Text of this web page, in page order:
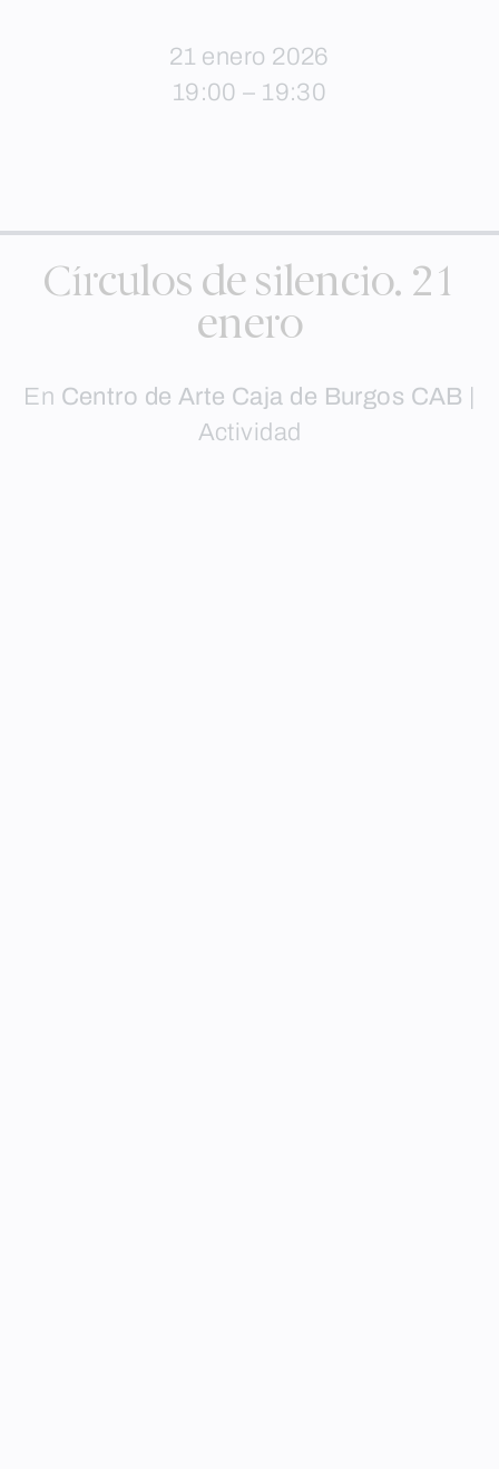
21 enero 2026
19:00 – 19:30
Círculos de silencio. 21
enero
En Centro de Arte Caja de Burgos CAB
Actividad